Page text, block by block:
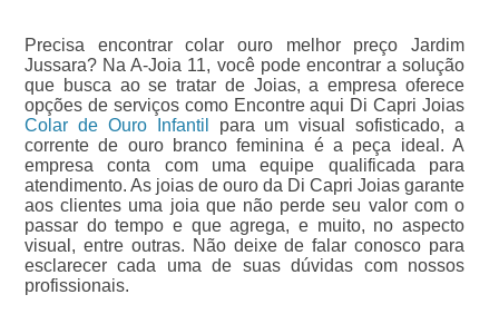
Precisa encontrar colar ouro melhor preço Jardim
Jussara? Na A-Joia 11, você pode encontrar a solução
que busca ao se tratar de Joias, a empresa oferece
opções de serviços como Encontre aqui Di Capri Joias
Colar de Ouro Infantil
para um visual sofisticado, a
corrente de ouro branco feminina é a peça ideal. A
empresa conta com uma equipe qualificada para
atendimento. As joias de ouro da Di Capri Joias garante
aos clientes uma joia que não perde seu valor com o
passar do tempo e que agrega, e muito, no aspecto
visual, entre outras. Não deixe de falar conosco para
esclarecer cada uma de suas dúvidas com nossos
profissionais.